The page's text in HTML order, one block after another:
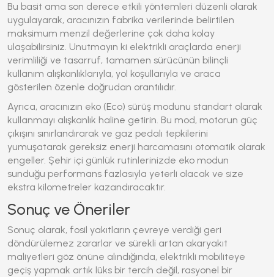
Bu basit ama son derece etkili yöntemleri düzenli olarak
uygulayarak, aracınızın fabrika verilerinde belirtilen
maksimum menzil değerlerine çok daha kolay
ulaşabilirsiniz. Unutmayın ki elektrikli araçlarda enerji
verimliliği ve tasarruf, tamamen sürücünün bilinçli
kullanım alışkanlıklarıyla, yol koşullarıyla ve araca
gösterilen özenle doğrudan orantılıdır.
Ayrıca, aracınızın eko (Eco) sürüş modunu standart olarak
kullanmayı alışkanlık haline getirin. Bu mod, motorun güç
çıkışını sınırlandırarak ve gaz pedalı tepkilerini
yumuşatarak gereksiz enerji harcamasını otomatik olarak
engeller. Şehir içi günlük rutinlerinizde eko modun
sunduğu performans fazlasıyla yeterli olacak ve size
ekstra kilometreler kazandıracaktır.
Sonuç ve Öneriler
Sonuç olarak, fosil yakıtların çevreye verdiği geri
döndürülemez zararlar ve sürekli artan akaryakıt
maliyetleri göz önüne alındığında, elektrikli mobiliteye
geçiş yapmak artık lüks bir tercih değil, rasyonel bir